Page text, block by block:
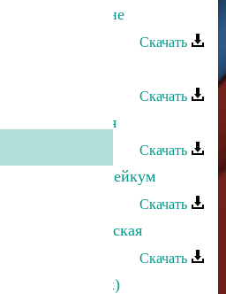
- Я вор в законе
Скачать
- Глулана
Скачать
- Мои друзья
Скачать
- Ассалам алейкум
Скачать
- Агуло-аварская
Скачать
- Летом (rmx)